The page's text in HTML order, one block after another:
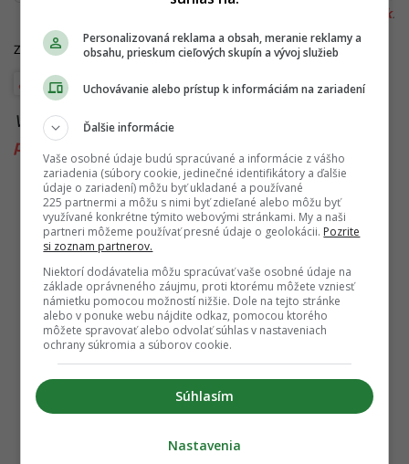
redakcia@startitup.sk.
Zdroj: TASR
Európa
Viac k téme:antarktida
prípad,
Personalizovaná reklama a obsah, meranie reklamy a
obsahu, prieskum cieľových skupín a vývoj služieb
Uchovávanie alebo prístup k informáciám na zariadení
Ďalšie informácie
Vaše osobné údaje budú spracúvané a informácie z vášho
zariadenia (súbory cookie, jedinečné identifikátory a ďalšie
údaje o zariadení) môžu byť ukladané a používané
225 partnermi a môžu s nimi byť zdieľané alebo môžu byť
využívané konkrétne týmito webovými stránkami. My a naši
partneri môžeme používať presné údaje o geolokácii. Pozrite
si zoznam partnerov.
Niektorí dodávatelia môžu spracúvať vaše osobné údaje na
základe oprávneného záujmu, proti ktorému môžete vzniesť
námietku pomocou možností nižšie. Dole na tejto stránke
alebo v ponuke webu nájdite odkaz, pomocou ktorého
môžete spravovať alebo odvolať súhlas v nastaveniach
ochrany súkromia a súborov cookie.
Súhlasím
Nastavenia